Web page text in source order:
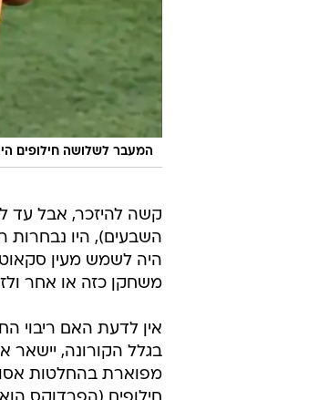
המעבר לשלושה חילופים
קשה להיזכר, אבל עד
השבעים), היו נבחרות
היה לשמש מעין
משחקן כזה או אחר
אין לדעת האם ריבוי
בגלל הקורונה, יישאר
מפוארת בהחלטות